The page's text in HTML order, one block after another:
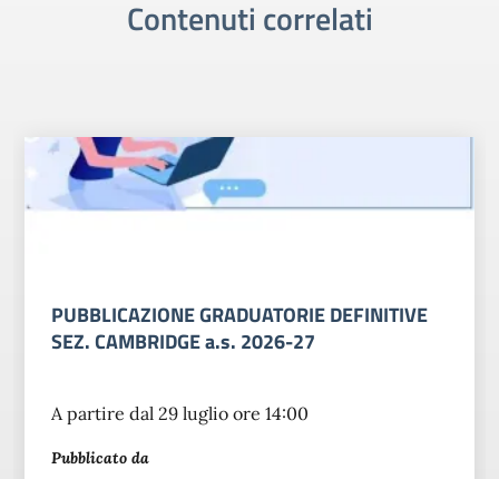
Contenuti correlati
PUBBLICAZIONE GRADUATORIE DEFINITIVE
SEZ. CAMBRIDGE a.s. 2026-27
A partire dal 29 luglio ore 14:00
Pubblicato da